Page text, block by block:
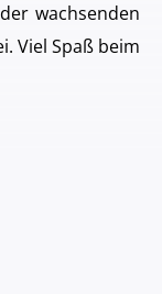
wachsenden
Viel Spaß beim